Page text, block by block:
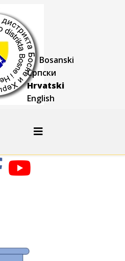
Bosanski
Српски
Hrvatski
English